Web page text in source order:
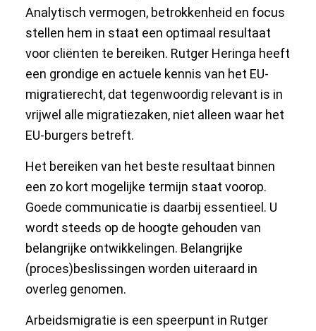
Analytisch vermogen, betrokkenheid en focus
stellen hem in staat een optimaal resultaat
voor cliënten te bereiken. Rutger Heringa heeft
een grondige en actuele kennis van het EU-
migratierecht, dat tegenwoordig relevant is in
vrijwel alle migratiezaken, niet alleen waar het
EU-burgers betreft.
Het bereiken van het beste resultaat binnen
een zo kort mogelijke termijn staat voorop.
Goede communicatie is daarbij essentieel. U
wordt steeds op de hoogte gehouden van
belangrijke ontwikkelingen. Belangrijke
(proces)beslissingen worden uiteraard in
overleg genomen.
Arbeidsmigratie is een speerpunt in Rutger